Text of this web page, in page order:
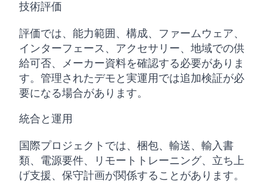
技術評価
評価では、能力範囲、構成、ファームウェア、
インターフェース、アクセサリー、地域での供
給可否、メーカー資料を確認する必要がありま
す。管理されたデモと実運用では追加検証が必
要になる場合があります。
統合と運用
国際プロジェクトでは、梱包、輸送、輸入書
類、電源要件、リモートトレーニング、立ち上
げ支援、保守計画が関係することがあります。